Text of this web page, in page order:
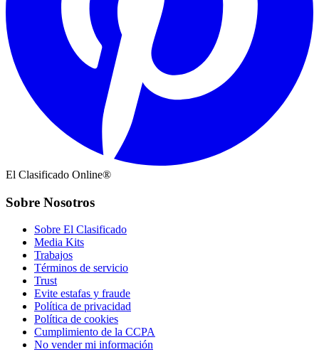
El Clasificado Online®
Sobre Nosotros
Sobre El Clasificado
Media Kits
Trabajos
Términos de servicio
Trust
Evite estafas y fraude
Política de privacidad
Política de cookies
Cumplimiento de la CCPA
No vender mi información